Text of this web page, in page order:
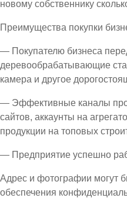
новому собственнику
Преимущества покупки
— Покупателю бизнеса
деревообрабатывающие
камера и другое
— Эффективные каналы
сайтов, аккаунты на
продукции на топовых
— Предприятие успешно
Адрес и фотографии могут
обеспечения